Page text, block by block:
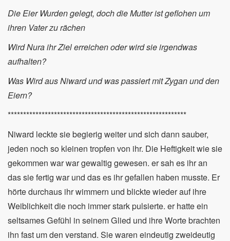
Die Eier Wurden gelegt, doch die Mutter ist geflohen um
ihren Vater zu rächen
Wird Nura ihr Ziel erreichen oder wird sie irgendwas
aufhalten?
Was Wird aus Niward und was passiert mit Zygan und den
Eiern?
**********************************************************
Niward leckte sie begierig weiter und sich dann sauber,
jeden noch so kleinen tropfen von ihr. Die Heftigkeit wie sie
gekommen war war gewaltig gewesen. er sah es ihr an
das sie fertig war und das es ihr gefallen haben musste. Er
hörte durchaus ihr wimmern und blickte wieder auf ihre
Weiblichkeit die noch immer stark pulsierte. er hatte ein
seltsames Gefühl in seinem Glied und ihre Worte brachten
ihn fast um den verstand. Sie waren eindeutig zweideutig